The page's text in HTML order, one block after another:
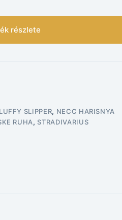
részlete
SLIPPER, NECC HARISNYA
RUHA, STRADIVARIUS